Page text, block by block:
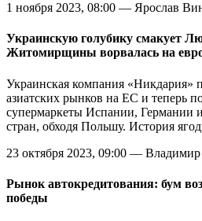
1 ноября 2023, 08:00 — Ярослав
Украинскую голубику cмакует
Житомирщины ворвалась на
Украинская компания «Никдария»
азиатских рынков на ЕС и теперь
супермаркеты Испании, Германии
стран, обходя Польшу. История
23 октября 2023, 09:00 —
Рынок автокредитования: бум
победы